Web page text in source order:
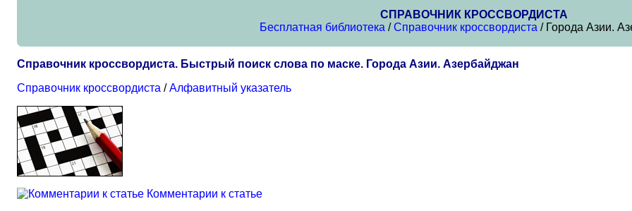
СПРАВОЧНИК КРОССВОРДИСТА
Бесплатная библиотека /Справочник кроссвордиста / Города Азии.
Справочник кроссвордиста. Быстрый поиск слова по маске. Города Азии. Азербайджан
Справочник кроссвордиста /Алфавитный указатель
Комментарии к статье